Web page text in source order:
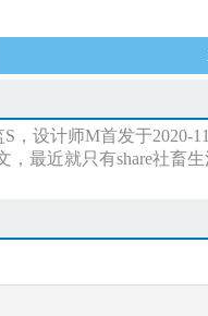
设计师M首发于2020-
最近就只有share社畜